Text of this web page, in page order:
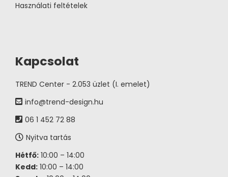
Használati feltételek
Kapcsolat
TREND Center - 2.053 üzlet (I. emelet)
info@trend-design.hu
06 1 452 72 88
Nyitva tartás
Hétfő: 10:00 – 14:00
Kedd: 10:00 – 14:00